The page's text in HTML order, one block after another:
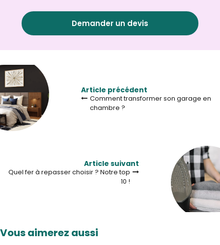
Demander un devis
Article précédent
Comment transformer son garage en
chambre ?
Article suivant
Quel fer à repasser choisir ? Notre top
10 !
Vous aimerez aussi